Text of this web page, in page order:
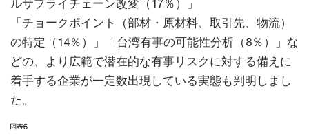
ルサプライチェーン改変（17％）」
「チョークポイント（部材・原材料、取引先、物流）
の特定（14％）」「台湾有事の可能性分析（8％）」な
どの、より広範で潜在的な有事リスクに対する備えに
着手する企業が一定数出現している実態も判明しまし
た。